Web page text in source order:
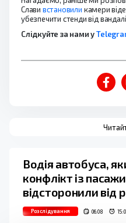
Слави встановили камери
убезпечити стенди від
Слідкуйте за нами у
Водія автобуса,
конфлікт із
відсторонили від
Розслідування 06.08